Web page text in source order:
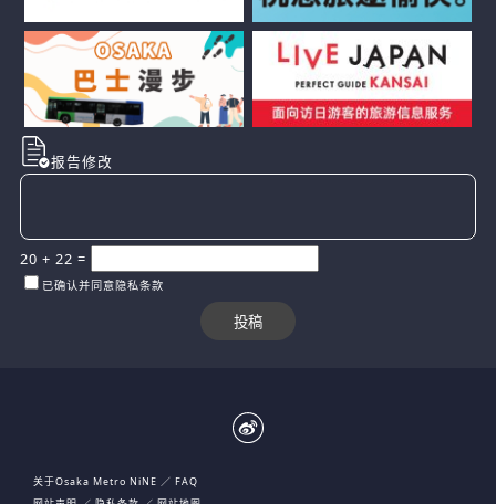
报告修改
20 + 22 =
已确认并同意隐私条款
关于Osaka Metro NiNE
FAQ